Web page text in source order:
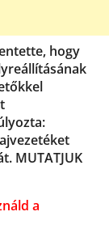
hogy
MUTATJUK
a